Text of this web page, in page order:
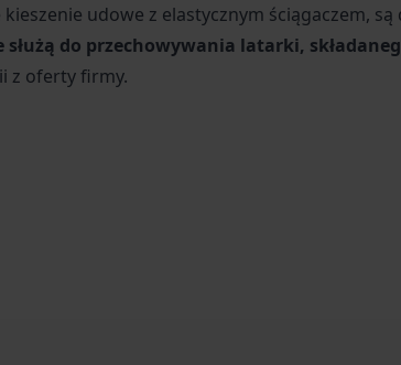
udowe z elastycznym ściągaczem,
służą do przechowywania latarki,
z oferty firmy.